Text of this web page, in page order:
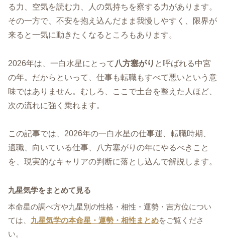
る力、空気を読む力、人の気持ちを察する力があります。
その一方で、不安を抱え込んだまま我慢しやすく、限界が
来ると一気に動きたくなるところもあります。
2026年は、一白水星にとって 八方塞がり と呼ばれる中宮
の年。だからといって、仕事も転職もすべて悪いという意
味ではありません。むしろ、ここで土台を整えた人ほど、
次の流れに強く乗れます。
この記事では、2026年の一白水星の仕事運、転職時期、
適職、向いている仕事、八方塞がりの年にやるべきこと
を、現実的なキャリアの判断に落とし込んで解説します。
九星気学をまとめて見る
本命星の調べ方や九星別の性格・相性・運勢・吉方位につい
ては、 九星気学の本命星・運勢・相性まとめをご覧くださ
い。